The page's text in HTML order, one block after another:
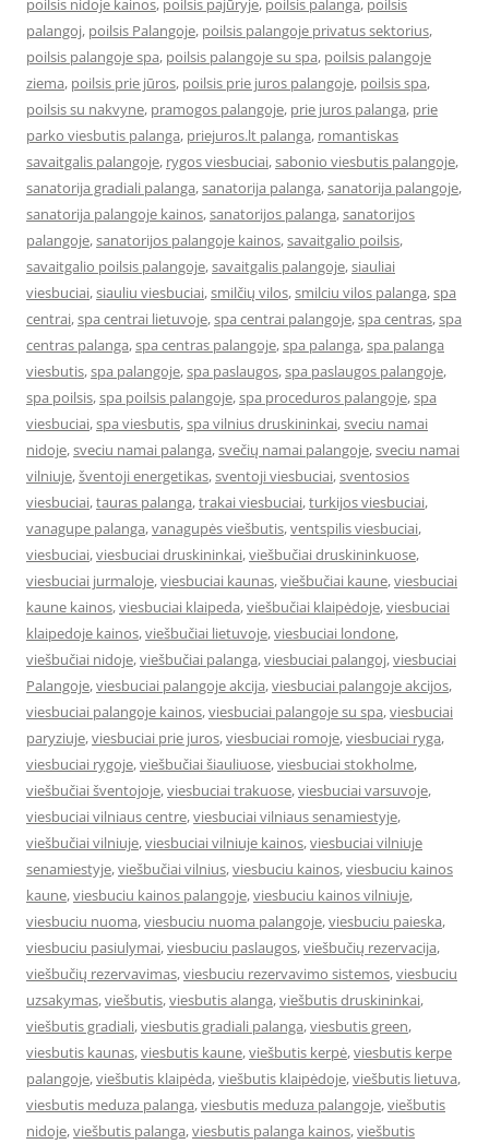
poilsis nidoje kainos, poilsis pajūryje, poilsis palanga, poilsis
palangoj, poilsis Palangoje, poilsis palangoje privatus sektorius,
poilsis palangoje spa, poilsis palangoje su spa, poilsis palangoje
ziema, poilsis prie jūros, poilsis prie juros palangoje, poilsis spa,
poilsis su nakvyne, pramogos palangoje, prie juros palanga, prie
parko viesbutis palanga, priejuros.lt palanga, romantiskas
savaitgalis palangoje, rygos viesbuciai,sabonio viesbutis palangoje,
sanatorija gradiali palanga,sanatorija palanga,sanatorija palangoje,
sanatorija palangoje kainos,sanatorijos palanga,sanatorijos
palangoje,sanatorijos palangoje kainos,savaitgalio poilsis,
savaitgalio poilsis palangoje,savaitgalis palangoje,siauliai
viesbuciai,siauliu viesbuciai,smilčių vilos,smilciu vilos palanga,spa
centrai,spa centrai lietuvoje,spa centrai palangoje,spa centras,spa
centras palanga,spa centras palangoje,spa palanga,spa palanga
viesbutis,spa palangoje,spa paslaugos,spa paslaugos palangoje,
spa poilsis,spa poilsis palangoje,spa proceduros palangoje,spa
viesbuciai,spa viesbutis,spa vilnius druskininkai,sveciu namai
nidoje,sveciu namai palanga,svečių namai palangoje,sveciu namai
vilniuje,šventoji energetikas,sventoji viesbuciai,sventosios
viesbuciai,tauras palanga,trakai viesbuciai,turkijos viesbuciai,
vanagupe palanga,vanagupės viešbutis,ventspilis viesbuciai,
viesbuciai,viesbuciai druskininkai,viešbučiai druskininkuose,
viesbuciai jurmaloje,viesbuciai kaunas,viešbučiai kaune,viesbuciai
kaune kainos,viesbuciai klaipeda,viešbučiai klaipėdoje,viesbuciai
klaipedoje kainos,viešbučiai lietuvoje,viesbuciai londone,
viešbučiai nidoje,viešbučiai palanga,viesbuciai palangoj,viesbuciai
Palangoje,viesbuciai palangoje akcija,viesbuciai palangoje akcijos,
viesbuciai palangoje kainos,viesbuciai palangoje su spa,viesbuciai
paryziuje,viesbuciai prie juros,viesbuciai romoje,viesbuciai ryga,
viesbuciai rygoje,viešbučiai šiauliuose,viesbuciai stokholme,
viešbučiai šventojoje,viesbuciai trakuose,viesbuciai varsuvoje,
viesbuciai vilniaus centre,viesbuciai vilniaus senamiestyje,
viešbučiai vilniuje,viesbuciai vilniuje kainos,viesbuciai vilniuje
senamiestyje,viešbučiai vilnius,viesbuciu kainos,viesbuciu kainos
kaune,viesbuciu kainos palangoje,viesbuciu kainos vilniuje,
viesbuciu nuoma,viesbuciu nuoma palangoje,viesbuciu paieska,
viesbuciu pasiulymai,viesbuciu paslaugos,viešbučių rezervacija,
viešbučių rezervavimas,viesbuciu rezervavimo sistemos,viesbuciu
uzsakymas,viešbutis,viesbutis alanga,viešbutis druskininkai,
viešbutis gradiali,viesbutis gradiali palanga,viesbutis green,
viesbutis kaunas,viesbutis kaune,viešbutis kerpė,viesbutis kerpe
palangoje,viešbutis klaipėda,viešbutis klaipėdoje,viešbutis lietuva,
viesbutis meduza palanga,viesbutis meduza palangoje,viešbutis
nidoje,viešbutis palanga,viesbutis palanga kainos,viešbutis